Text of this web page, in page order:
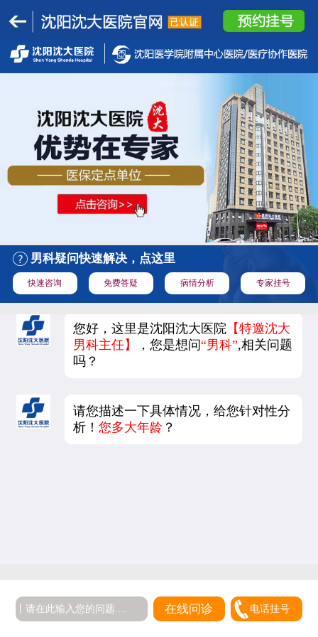
男科疑问快速解决，点这里
快速咨询 免费答疑 病情分析 专家挂号
您好，这里是沈阳沈大医院 【特邀沈大
男科主任】
，您是想问“男科”,相关问题
吗？
请您描述一下具体情况，给您针对性分
析！您多大年龄 ？
在线问诊 电话挂号